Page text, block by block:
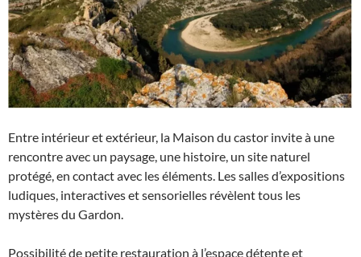
Entre intérieur et extérieur, la Maison du castor invite à une
rencontre avec un paysage, une histoire, un site naturel
protégé, en contact avec les éléments. Les salles d’expositions
ludiques, interactives et sensorielles révèlent tous les
mystères du Gardon.
Possibilité de petite restauration à l’espace détente et